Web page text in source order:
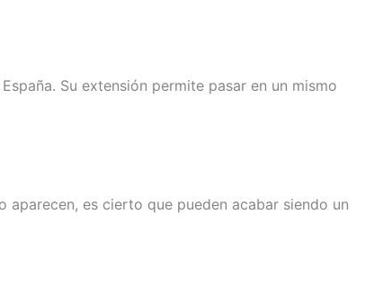
Su extensión permite pasar en un mismo
es cierto que pueden acabar siendo un